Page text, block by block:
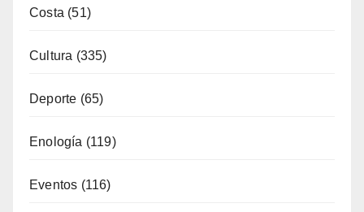
Categorías
Alicante Gastronomía
Alojamiento(34)